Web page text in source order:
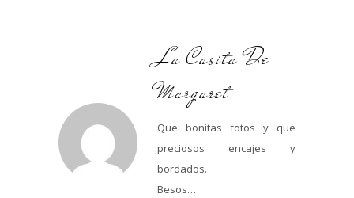
La Casita De
Margaret
Que bonitas fotos y que
preciosos encajes y
bordados.
Besos…